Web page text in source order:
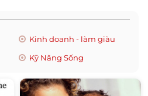
Kinh doanh - làm giàu
Kỹ Năng Sống